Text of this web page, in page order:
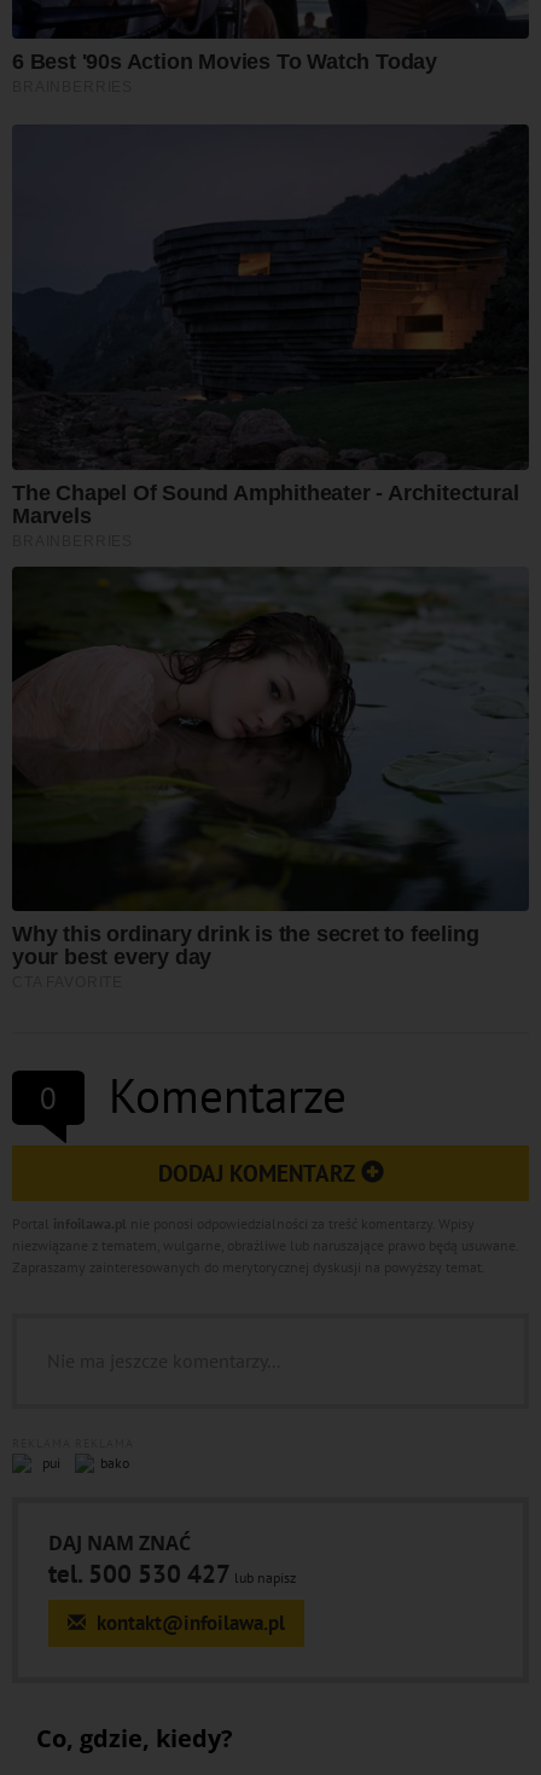
0 Komentarze
DODAJ KOMENTARZ
DAJ NAM ZNAĆ
tel. 500 530 427 lub napisz
kontakt@infoilawa.pl
Co, gdzie, kiedy?